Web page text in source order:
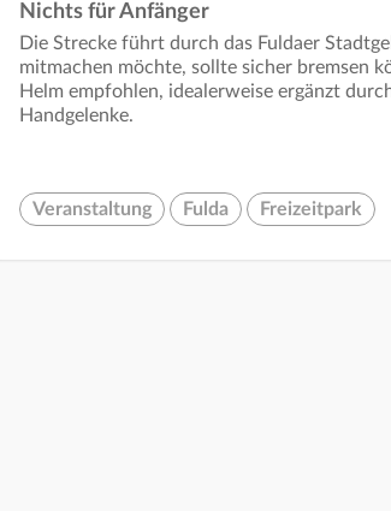
Nichts für Anfänger
Die Strecke führt durch das Fuldaer
mitmachen möchte, sollte sicher bremsen
Helm empfohlen, idealerweise ergänzt
Handgelenke.
Veranstaltung Fulda Freizeitpark